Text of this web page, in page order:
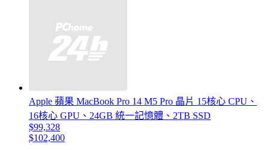
Apple 蘋果 MacBook Pro 14 M5 Pro 晶片 15核心 CPU、
16核心 GPU、24GB 統一記憶體、2TB SSD
$99,328
$102,400